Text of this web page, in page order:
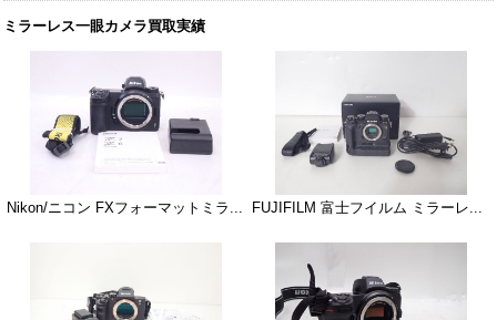
ミラーレス一眼カメラ買取実績
Nikon/ニコン FXフォーマットミラ... FUJIFILM 富士フイルム ミラーレ...